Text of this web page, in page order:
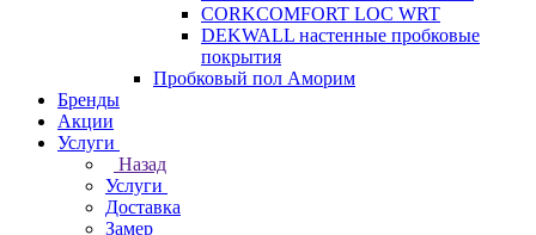
CORKCOMFORT LOC WRT
DEKWALL настенные пробковые
покрытия
Пробковый пол Аморим
Бренды
Акции
Услуги
Назад
Услуги
Доставка
Замер